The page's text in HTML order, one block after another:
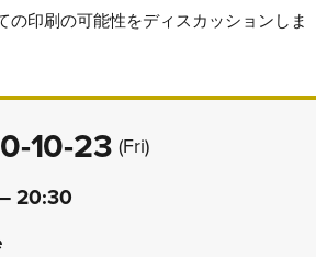
の印刷の可能性をディスカッションしま
10-23 (Fri)
20:30